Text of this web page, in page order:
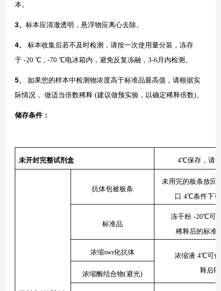
本。
3、 标本应清澈透明，悬浮物应离心去除。
4、
标本收集后若不及时检测，请按一次使用量分装，冻存
于 -20 ℃ , -70 ℃电冰箱内，避免反复冻融，3-6月内检测。
5、
如果您的样本中检测物浓度高于标准品最高值，请根据实
际情况，
做适当倍数稀释 (建议做预实验，以确定稀释倍数)。
储存条件：
未开封完整试剂盒 4℃保存，请
抗体包被板条
未用完的板条放回
口 4℃条件下
标准品
冻干粉 -20℃可
稀释后的标准
浓缩sws化抗体 浓缩液 4℃可
释后
浓缩酶结合物(避光)